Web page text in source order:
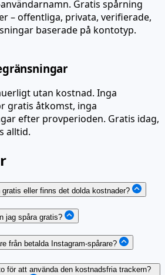
Gratis spårning
– offentliga, privata, verifierade,
baserade på kontotyp.
utan kostnad. Inga
gratis åtkomst, inga
efter provperioden. Gratis idag,
alltid.
eller finns det dolda kostnader?
jag spåra gratis?
från betalda Instagram-spårare?
för att använda den kostnadsfria trackern?